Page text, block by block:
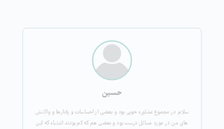
حسین
سلام. در مجموع مشاوره خوبی بود و بعضی از احساسات و رفتارها و واکنش
های من در مورد مسائل درست بود و بعضی هم که کم بودند اشتباه که این